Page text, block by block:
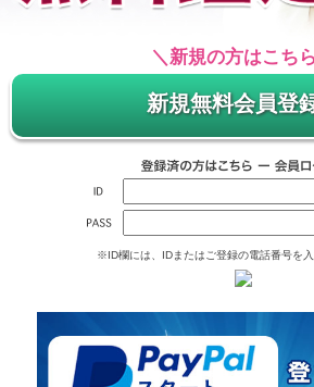
＼新規の方はこち
新規無料会員登
※ID欄には、IDまたはご登録の電話番号を入